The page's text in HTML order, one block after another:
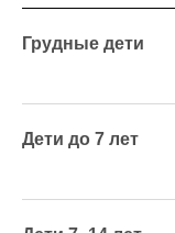
Грудные дети
Дети до 7 лет